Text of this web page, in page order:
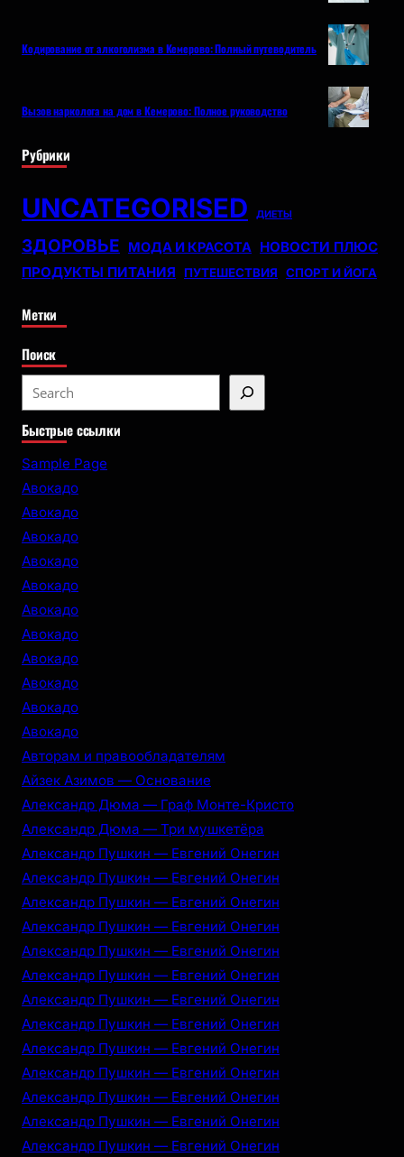
Кодирование от алкоголизма в Кемерово: Полный путеводитель
Вызов нарколога на дом в Кемерово: Полное руководство
Рубрики
UNCATEGORISED ДИЕТЫ
ЗДОРОВЬЕ МОДА И КРАСОТА НОВОСТИ ПЛЮС
ПРОДУКТЫ ПИТАНИЯ
ПУТЕШЕСТВИЯ СПОРТ И ЙОГА
Метки
Поиск
e
a
r
Быстрые ссылки
Sample Page
Авокадо
Авокадо
Авокадо
Авокадо
Авокадо
Авокадо
Авокадо
Авокадо
Авокадо
Авокадо
Авокадо
Авторам и правообладателям
Айзек Азимов — Основание
Александр Дюма — Граф Монте-Кристо
Александр Дюма — Три мушкетёра
Александр Пушкин — Евгений Онегин
Александр Пушкин — Евгений Онегин
Александр Пушкин — Евгений Онегин
Александр Пушкин — Евгений Онегин
Александр Пушкин — Евгений Онегин
Александр Пушкин — Евгений Онегин
Александр Пушкин — Евгений Онегин
Александр Пушкин — Евгений Онегин
Александр Пушкин — Евгений Онегин
Александр Пушкин — Евгений Онегин
Александр Пушкин — Евгений Онегин
Александр Пушкин — Евгений Онегин
Александр Пушкин — Евгений Онегин